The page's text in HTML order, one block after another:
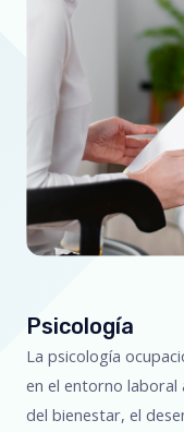
Psicología
La psicología
en el entorno laboral
del bienestar, el